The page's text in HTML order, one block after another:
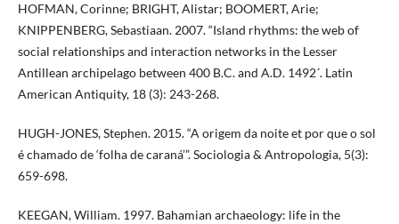
HOFMAN, Corinne; BRIGHT, Alistar; BOOMERT, Arie;
KNIPPENBERG, Sebastiaan. 2007. “Island rhythms: the web of
social relationships and interaction networks in the Lesser
Antillean archipelago between 400 B.C. and A.D. 1492´. Latin
American Antiquity, 18 (3): 243-268.
HUGH-JONES, Stephen. 2015. “A origem da noite et por que o sol
é chamado de ‘folha de caraná’”. Sociologia & Antropologia, 5(3):
659-698.
KEEGAN, William. 1997. Bahamian archaeology: life in the